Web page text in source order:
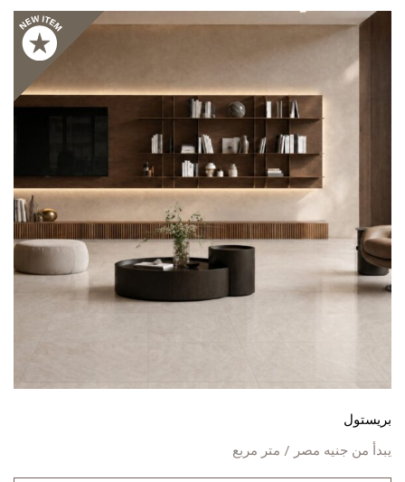
بريستول
يبدأ من جنيه مصر / متر مربع